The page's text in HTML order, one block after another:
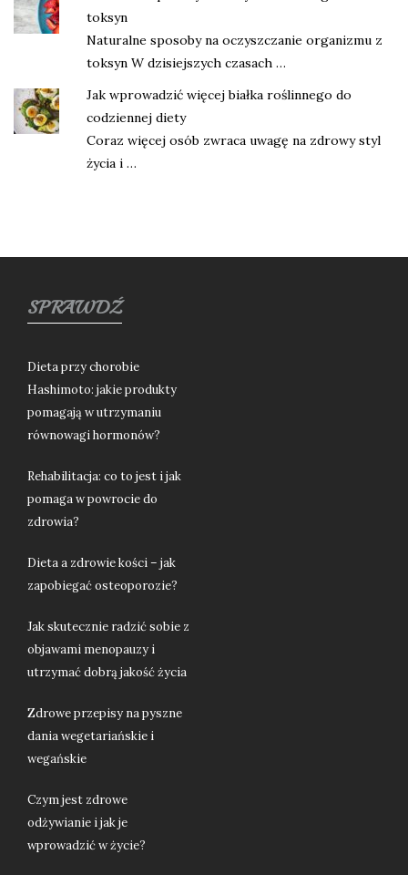
toksyn
Naturalne sposoby na oczyszczanie organizmu z
toksyn W dzisiejszych czasach …
Jak wprowadzić więcej białka roślinnego do
codziennej diety
Coraz więcej osób zwraca uwagę na zdrowy styl
życia i …
SPRAWDŹ
Dieta przy chorobie
Hashimoto: jakie produkty
pomagają w utrzymaniu
równowagi hormonów?
Rehabilitacja: co to jest i jak
pomaga w powrocie do
zdrowia?
Dieta a zdrowie kości – jak
zapobiegać osteoporozie?
Jak skutecznie radzić sobie z
objawami menopauzy i
utrzymać dobrą jakość życia
Zdrowe przepisy na pyszne
dania wegetariańskie i
wegańskie
Czym jest zdrowe
odżywianie i jak je
wprowadzić w życie?